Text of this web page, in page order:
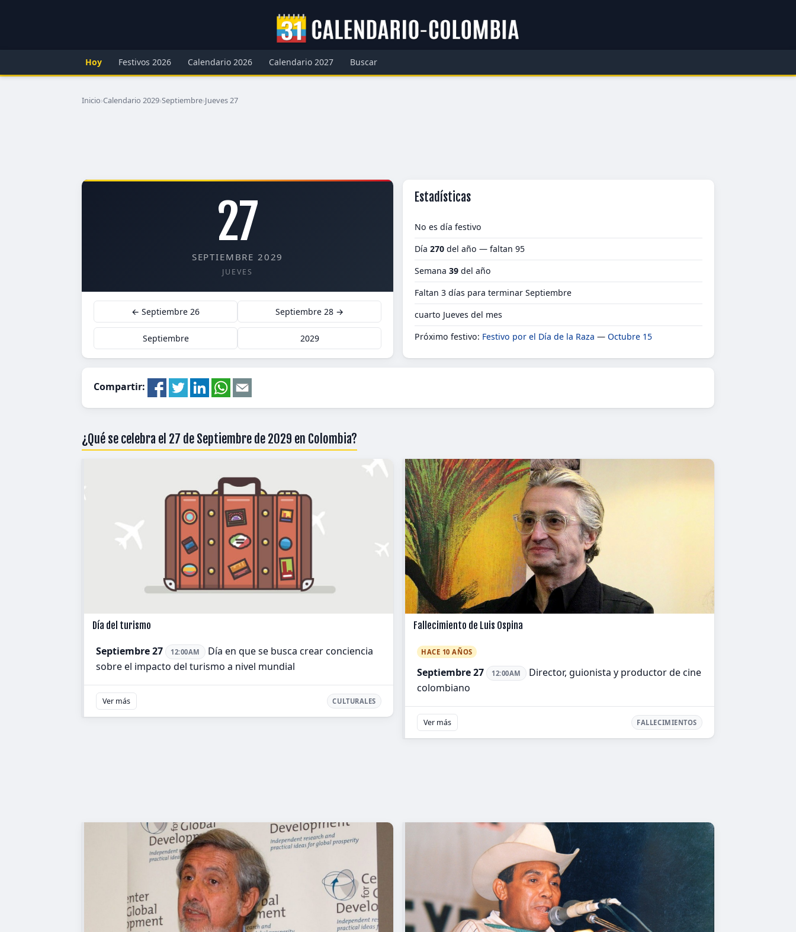
Hoy Festivos 2026 Calendario 2026 Calendario 2027 Buscar
Inicio›Calendario 2029›Septiembre›Jueves 27
27
SEPTIEMBRE 2029
JUEVES
← Septiembre 26 Septiembre 28 →
Septiembre 2029
Estadísticas
No es día festivo
Día 270 del año — faltan 95
Semana 39 del año
Faltan 3 días para terminar Septiembre
cuarto Jueves del mes
Próximo festivo: Festivo por el Día de la Raza — Octubre 15
Compartir:
¿Qué se celebra el 27 de Septiembre de 2029 en Colombia?
Día del turismo
Septiembre 27 12:00AM
Día en que se busca crear conciencia
sobre el impacto del turismo a nivel mundial
Ver más CULTURALES
Fallecimiento de Luis Ospina
HACE 10 AÑOS
Septiembre 27 12:00AM
Director, guionista y productor de cine
colombiano
Ver más FALLECIMIENTOS